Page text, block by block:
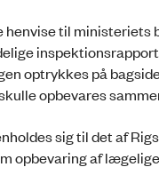
til ministeriets
optrykkes på
opbevares
sig til det af
opbevaring af